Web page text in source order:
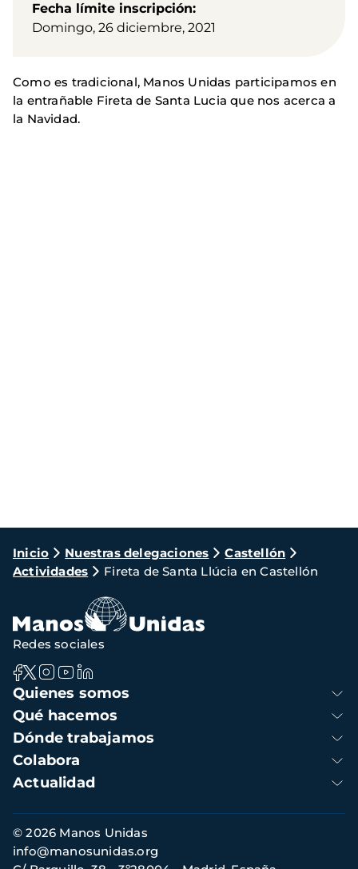
Fecha límite inscripción
Domingo, 26 diciembre, 2021
Como es tradicional, Manos Unidas participamos en
la entrañable Fireta de Santa Lucia que nos acerca a
la Navidad.
Ruta
de
navegación
Inicio Nuestras delegaciones
Castellón
Actividades
Fireta de Santa Llúcia en Castellón
Navegación
principal
Quienes somos
Qué hacemos
Dónde trabajamos
Colabora
Actualidad
Redes sociales
Información
de
contacto
© 2026 Manos Unidas
info@manosunidas.org